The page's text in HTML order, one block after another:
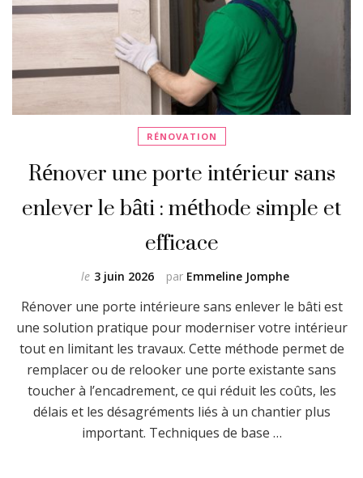
RÉNOVATION
Rénover une porte intérieur sans
enlever le bâti : méthode simple et
efficace
par Emmeline Jomphe
le 3 juin 2026
Rénover une porte intérieure sans enlever le bâti est
une solution pratique pour moderniser votre intérieur
tout en limitant les travaux. Cette méthode permet de
remplacer ou de relooker une porte existante sans
toucher à l’encadrement, ce qui réduit les coûts, les
délais et les désagréments liés à un chantier plus
important. Techniques de base …